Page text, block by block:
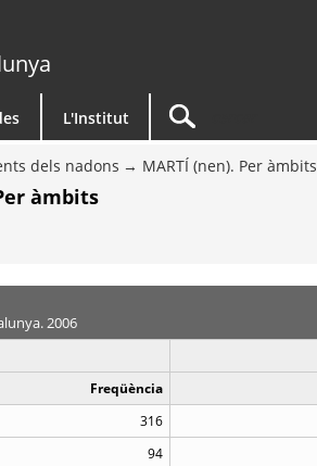
L'Institut
dels nadons MARTÍ (nen). Per àmbits
àmbits
2006
Freqüència
316
94